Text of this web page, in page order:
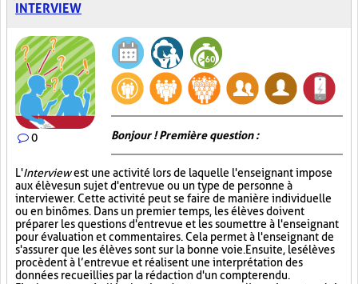
INTERVIEW
0 Bonjour ! Première question :
L'Interviewest une activité lors de laquelle l'enseignant impose
aux élèves un sujet d'entrevue ou un type de personne à
interviewer. Cette activité peut se faire de manière individuelle
ou en binômes. Dans un premier temps, les élèves doivent
préparer les questions d'entrevue et les soumettre à l'enseignant
pour évaluation et commentaires. Cela permet à l'enseignant de
s'assurer que les élèves sont sur la bonne voie. Ensuite, les élèves
procèdent à l’entrevue et réalisent une interprétation des
données recueillies par la rédaction d'un compte rendu.